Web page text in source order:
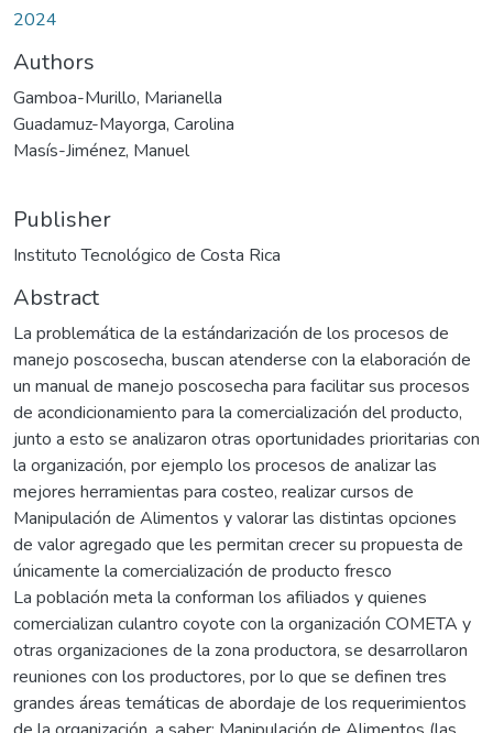
2024
Authors
Gamboa-Murillo, Marianella
Guadamuz-Mayorga, Carolina
Masís-Jiménez, Manuel
Publisher
Instituto Tecnológico de Costa Rica
Abstract
La problemática de la estándarización de los procesos de
manejo poscosecha, buscan atenderse con la elaboración de
un manual de manejo poscosecha para facilitar sus procesos
de acondicionamiento para la comercialización del producto,
junto a esto se analizaron otras oportunidades prioritarias con
la organización, por ejemplo los procesos de analizar las
mejores herramientas para costeo, realizar cursos de
Manipulación de Alimentos y valorar las distintas opciones
de valor agregado que les permitan crecer su propuesta de
únicamente la comercialización de producto fresco
La población meta la conforman los afiliados y quienes
comercializan culantro coyote con la organización COMETA y
otras organizaciones de la zona productora, se desarrollaron
reuniones con los productores, por lo que se definen tres
grandes áreas temáticas de abordaje de los requerimientos